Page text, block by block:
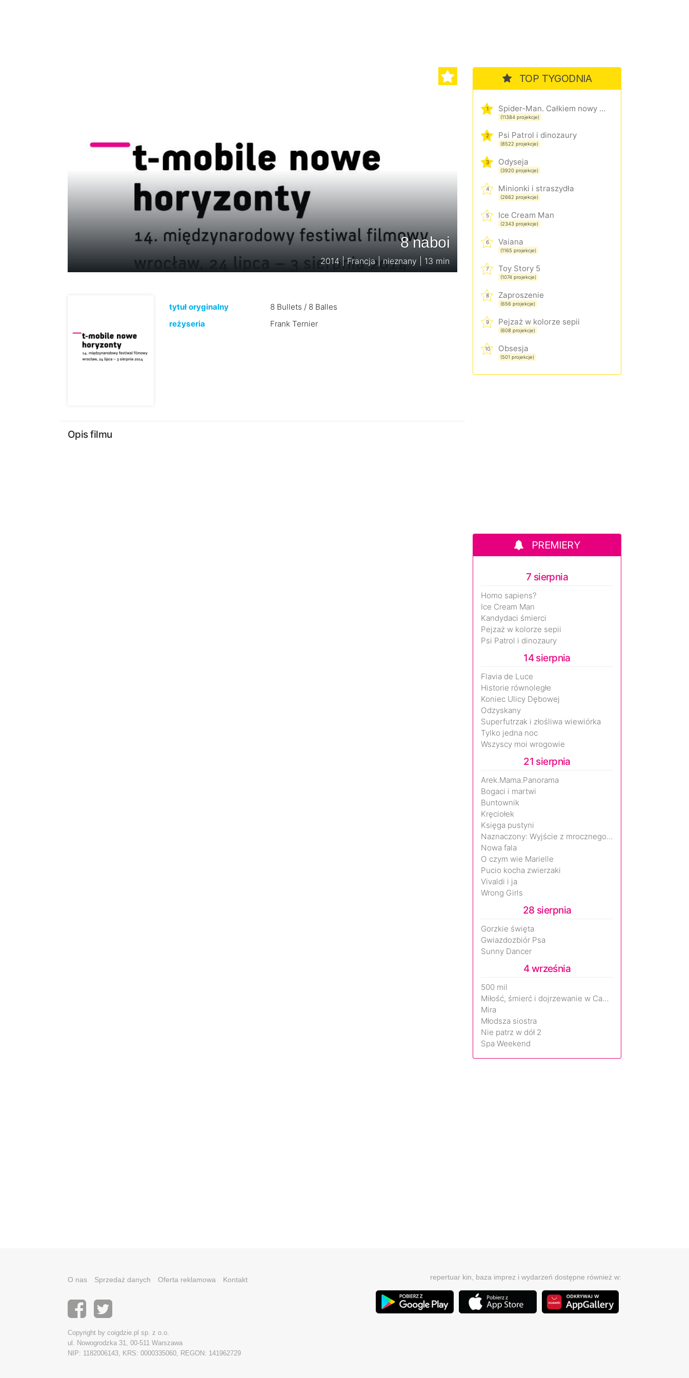
8 naboi
2014 | Francja | nieznany | 13 min
tytuł oryginalny
8 Bullets / 8 Balles
reżyseria
Frank Ternier
Opis filmu
TOP TYGODNIA
1 Spider-Man. Całkiem nowy dzień
(11384 projekcje)
2 Psi Patrol i dinozaury
(8522 projekcje)
3 Odyseja
(3920 projekcje)
4 Minionki i straszydła
(2662 projekcje)
5 Ice Cream Man
(2343 projekcje)
6 Vaiana
(1165 projekcje)
7 Toy Story 5
(1074 projekcje)
8 Zaproszenie
(656 projekcje)
9 Pejzaż w kolorze sepii
(608 projekcje)
10 Obsesja
(501 projekcje)
PREMIERY
7 sierpnia
Homo sapiens?
Ice Cream Man
Kandydaci śmierci
Pejzaż w kolorze sepii
Psi Patrol i dinozaury
14 sierpnia
Flavia de Luce
Historie równoległe
Koniec Ulicy Dębowej
Odzyskany
Superfutrzak i złośliwa wiewiórka
Tylko jedna noc
Wszyscy moi wrogowie
21 sierpnia
Arek.Mama.Panorama
Bogaci i martwi
Buntownik
Kręciołek
Księga pustyni
Naznaczony: Wyjście z mrocznego wymiaru
Nowa fala
O czym wie Marielle
Pucio kocha zwierzaki
Vivaldi i ja
Wrong Girls
28 sierpnia
Gorzkie święta
Gwiazdozbiór Psa
Sunny Dancer
4 września
500 mil
Miłość, śmierć i dojrzewanie w Camp Miasma
Mira
Młodsza siostra
Nie patrz w dół 2
Spa Weekend
O nas Sprzedaż danych Oferta reklamowa Kontakt
Copyright by coigdzie.pl sp. z o.o.
ul. Nowogrodzka 31, 00-511 Warszawa
NIP: 1182006143, KRS: 0000335060, REGON: 141962729
repertuar kin, baza imprez i wydarzeń dostępne również w: